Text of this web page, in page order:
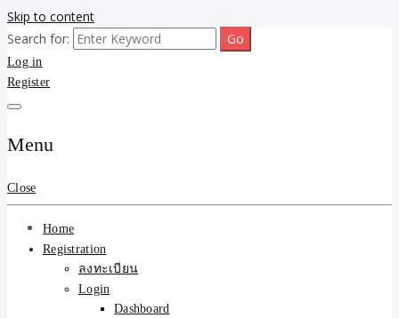
Skip to content
รับจ้างโพสต์ขายบ้าน ขาย
ของ ติดหน้าแรก Google Ai
Search ราคาถูกที่สุด! เน้น
ความคุ้มค่า "ถูกและดีมีอยู่
จริง" (เหมาะกับพ่อค้า
แม่ค้า) บริการโพสต์เว็บ
บอร์ด SEO การันตีงานดี
ขายบ้านไม่ออก ขายสินค้าไม่ได้ บอกเรา! รับจ้างลงโพสต์อสังหาฯ รับโพส
เว็บบอร์ดSEO ดันติดหน้าแรก Google AI ชัวร์ 🎯 … ให้เราจัดการให้! ด้วย
ระบบ AI Search & SEO ที่แม่นยำที่สุด
Search for:
Log in
Register
Menu
Close
Home
Registration
ลงทะเบียน
Login
Dashboard